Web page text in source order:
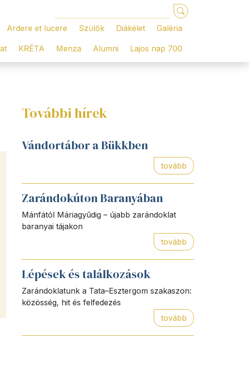
Ardere et lucere Szülők Diákélet Galéria
KRÉTA Menza Alumni Lajos nap 700
További hírek
Vándortábor a Bükkben
tovább
Zarándokúton Baranyában
Mánfától Máriagyűdig – újabb zarándoklat
baranyai tájakon
tovább
Lépések és találkozások
Zarándoklatunk a Tata–Esztergom szakaszon:
közösség, hit és felfedezés
tovább